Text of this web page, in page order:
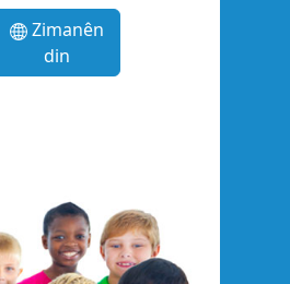
Zimanên
din